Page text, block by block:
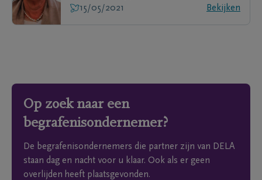
15/05/2021
Bekijken
Op zoek naar een
begrafenisondernemer?
De begrafenisondernemers die partner zijn van DELA
staan dag en nacht voor u klaar. Ook als er geen
overlijden heeft plaatsgevonden.